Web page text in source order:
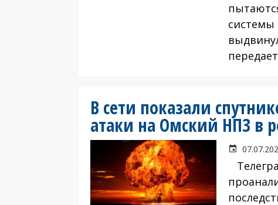
В сети показали
атаки на Омский НПЗ в